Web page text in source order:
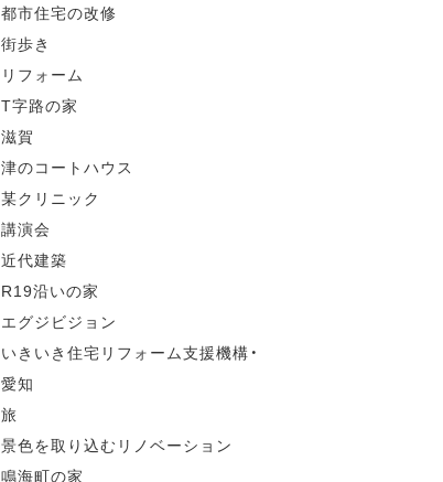
都市住宅の改修
街歩き
リフォーム
T字路の家
滋賀
津のコートハウス
某クリニック
講演会
近代建築
R19沿いの家
エグジビジョン
いきいき住宅リフォーム支援機構・
愛知
旅
景色を取り込むリノベーション
鳴海町の家